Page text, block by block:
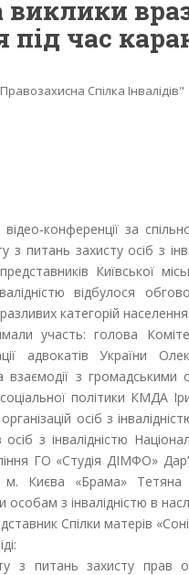
виклики
під час
Спілка Інвалідів"
конференції за
з питань захисту осіб з
Київської
відбулося
категорій
участь: голова
адвокатів України
з громадськими
політики КМДА
осіб з
з інвалідністю
ГО «Студія ДІМФО»
м. Києва «Брама»
з інвалідністю в
Спілки матерів
з питань захисту прав